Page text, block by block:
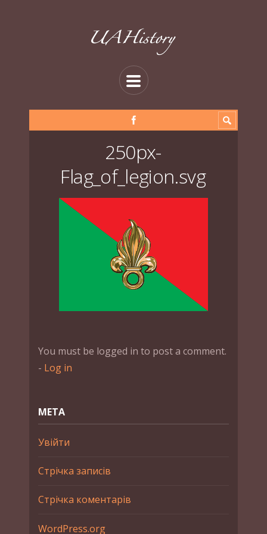
250px-
Flag_of_legion.svg
You must be logged in to post a comment.
- Log in
МЕТА
Увійти
Стрічка записів
Стрічка коментарів
WordPress.org